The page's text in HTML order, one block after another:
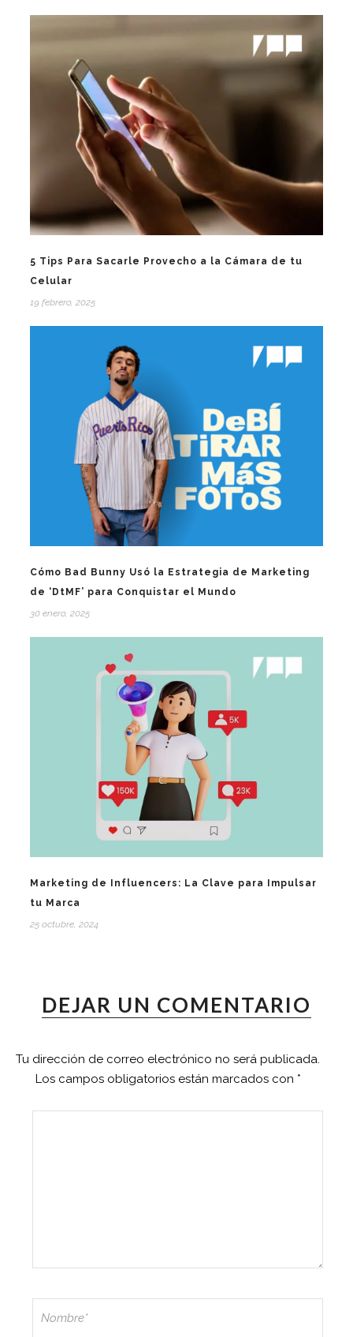
5 Tips Para Sacarle Provecho a la Cámara de tu
Celular
19 febrero, 2025
Cómo Bad Bunny Usó la Estrategia de Marketing
de ‘DtMF’ para Conquistar el Mundo
30 enero, 2025
Marketing de Influencers: La Clave para Impulsar
tu Marca
25 octubre, 2024
DEJAR UN COMENTARIO
Tu dirección de correo electrónico no será publicada.
Los campos obligatorios están marcados con *